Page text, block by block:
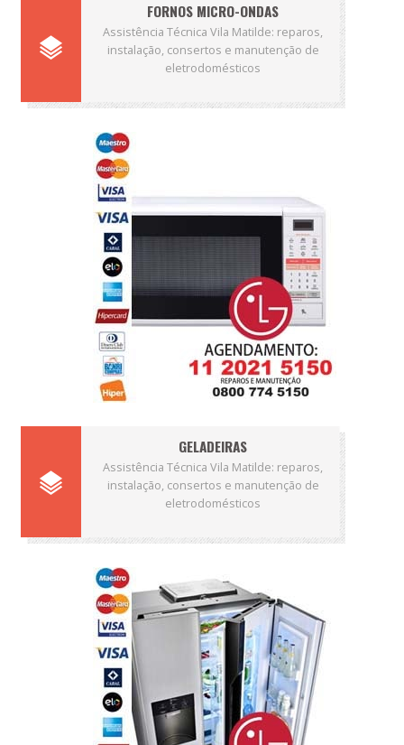
FORNOS MICRO-ONDAS
Assistência Técnica Vila Matilde: reparos,
instalação, consertos e manutenção de
eletrodomésticos
GELADEIRAS
Assistência Técnica Vila Matilde: reparos,
instalação, consertos e manutenção de
eletrodomésticos